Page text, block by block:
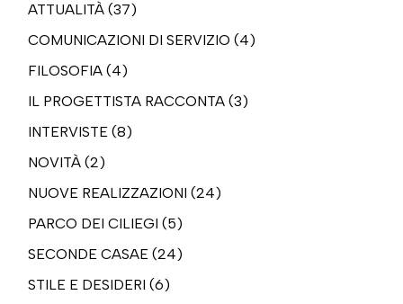
ATTUALITÀ (37)
COMUNICAZIONI DI SERVIZIO (4)
FILOSOFIA (4)
IL PROGETTISTA RACCONTA (3)
INTERVISTE (8)
NOVITÀ (2)
NUOVE REALIZZAZIONI (24)
PARCO DEI CILIEGI (5)
SECONDE CASAE (24)
STILE E DESIDERI (6)